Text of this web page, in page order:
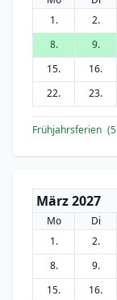
1.
2.
8.
9.
15.
16.
22.
23.
Frühjahrsferien (5
März 2027
Mo Di
1.
2.
8.
9.
15.
16.